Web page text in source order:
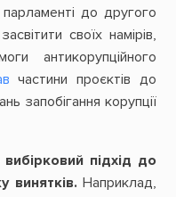
до другого
своїх намірів,
антикорупційного
частини проєктів до
запобігання корупції
підхід до
винятків. Наприклад,